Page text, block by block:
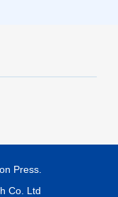
Press.
Co. Ltd